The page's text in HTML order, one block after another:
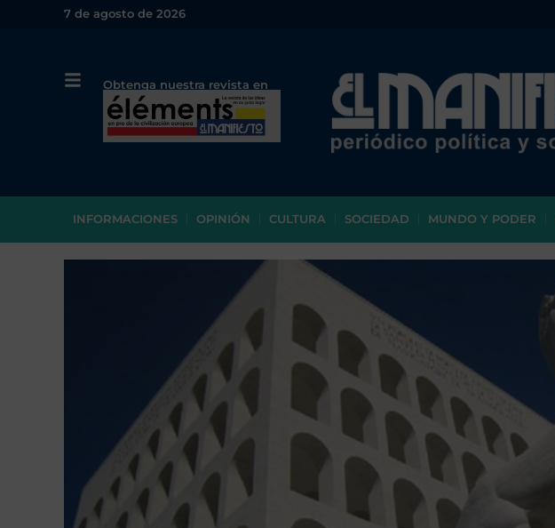
7 de agosto de 2026
Obtenga nuestra revista en
papel o en PDF
INFORMACIONES OPINIÓN CULTURA SOCIEDAD MUNDO Y PODER